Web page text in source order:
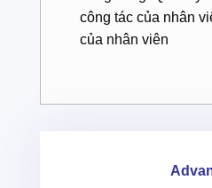
công tác của nhân
của nhân viên